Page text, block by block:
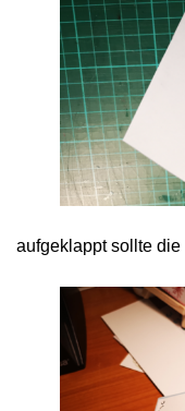
aufgeklappt sollte